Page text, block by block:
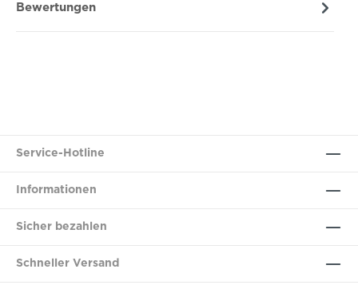
Bewertungen
Service-Hotline
Informationen
Sicher bezahlen
Schneller Versand